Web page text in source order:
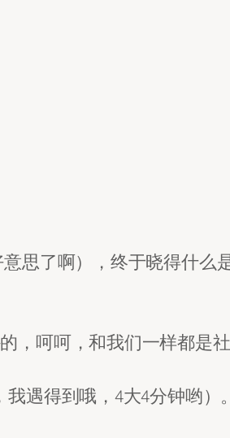
思了啊），终于晓得什么
，呵呵，和我们一样都是
遇得到哦，4大4分钟哟）。